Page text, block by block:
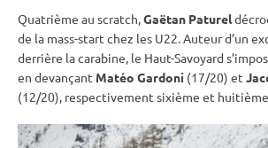
Quatrième au scratch,Gaëtan Paturel
de la mass-start chez les U22. Auteur d’un
derrière lacarabine, le Haut-Savoyard
en devançant Matéo Gardoni (17/20) et
(12/20), respectivement sixième et